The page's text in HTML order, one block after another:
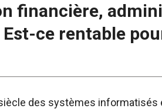
financière,
ce rentable
des systèmes informatisés